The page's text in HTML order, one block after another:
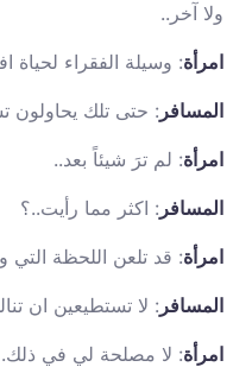
ولا آخر..
امرأة: وسيلة الفقراء لحياة
المسافر : حتى تلك يحاولون
امرأة: لم ترَ شيئاً بعد..
المسافر : اكثر مما رأيت..؟
امرأة: قد تلعن اللحظة التي
المسافر : لا تستطيعين ان
امرأة: لا مصلحة لي في ذلك.